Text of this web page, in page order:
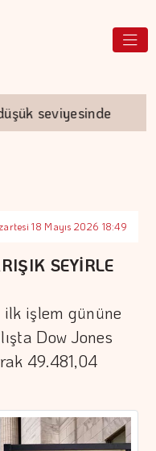
seviyesinde
18 Mayıs 2026 18:49
SEYİRLE
ilk işlem gününe
Dow Jones
49.481,04